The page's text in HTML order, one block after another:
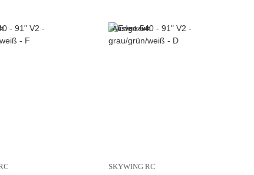
Ausverkauft
SKYWING RC